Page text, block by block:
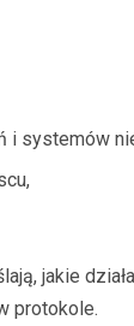
systemów
,
jakie
protokole.